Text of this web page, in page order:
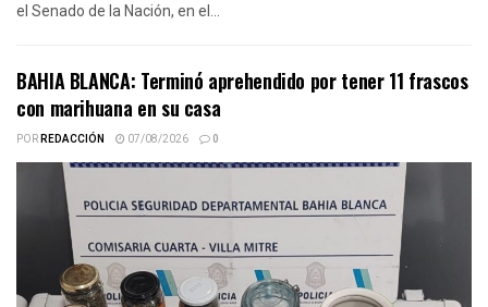
el Senado de la Nación, en el...
BAHIA BLANCA: Terminó aprehendido por tener 11 frascos
con marihuana en su casa
PORREDACCIÓN 07/08/2026 0